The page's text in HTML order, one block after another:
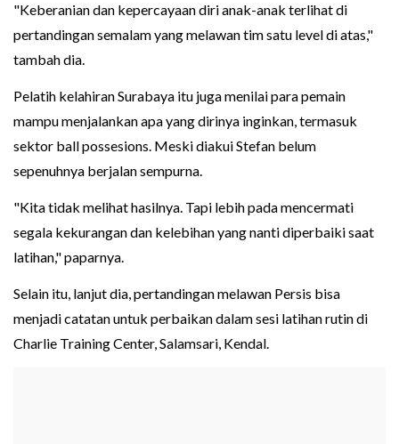
"Keberanian dan kepercayaan diri anak-anak terlihat di
pertandingan semalam yang melawan tim satu level di atas,"
tambah dia.
Pelatih kelahiran Surabaya itu juga menilai para pemain
mampu menjalankan apa yang dirinya inginkan, termasuk
sektor ball possesions. Meski diakui Stefan belum
sepenuhnya berjalan sempurna.
"Kita tidak melihat hasilnya. Tapi lebih pada mencermati
segala kekurangan dan kelebihan yang nanti diperbaiki saat
latihan," paparnya.
Selain itu, lanjut dia, pertandingan melawan Persis bisa
menjadi catatan untuk perbaikan dalam sesi latihan rutin di
Charlie Training Center, Salamsari, Kendal.